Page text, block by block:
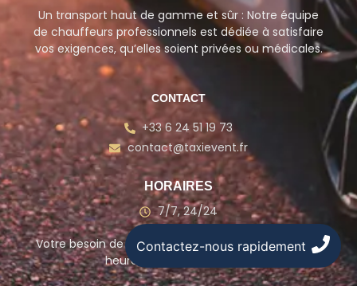
Un transport haut de gamme et sûr : Notre équipe
de chauffeurs professionnels est dédiée à satisfaire
vos exigences, qu’elles soient privées ou médicales.
CONTACT
+33 6 24 51 19 73
contact@taxievent.fr
HORAIRES
7/7, 24/24
Votre besoin de transport est notre priorité, à toute
heure du jour et de la nuit.
Contactez-nous rapidement